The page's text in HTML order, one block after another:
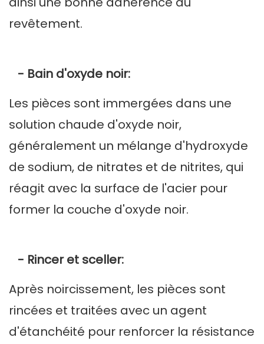
revêtement.
- Bain d'oxyde noir:
Les pièces sont immergées dans une
solution chaude d'oxyde noir,
généralement un mélange d'hydroxyde
de sodium, de nitrates et de nitrites, qui
réagit avec la surface de l'acier pour
former la couche d'oxyde noir.
- Rincer et sceller:
Après noircissement, les pièces sont
rincées et traitées avec un agent
d'étanchéité pour renforcer la résistance